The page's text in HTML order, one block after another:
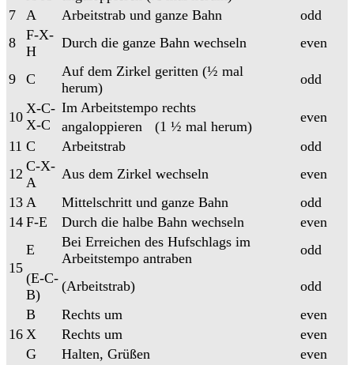
7
A Arbeitstrab und ganze Bahn
odd
8
F-X-
H
Durch die ganze Bahn wechseln even
9 C
Auf dem Zirkel geritten (½ mal
herum)
odd
10
X-C-
X-C
Im Arbeitstempo rechts
angaloppieren (1 ½ mal herum)
even
11 C Arbeitstrab
odd
12 C-X-
A
Aus dem Zirkel wechseln
even
13 A Mittelschritt und ganze Bahn
odd
14 F-E Durch die halbe Bahn wechseln even
15
E
Bei Erreichen des Hufschlags im
Arbeitstempo antraben
odd
(E-C-
B)
(Arbeitstrab) odd
16
B Rechts um
even
X
Rechts um
even
G
Halten, Grüßen
even